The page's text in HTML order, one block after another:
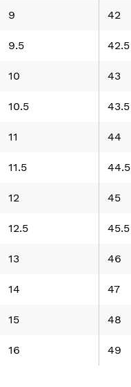
9 42
9.5 42.5
10 43
10.5 43.5
11 44
11.5 44.5
12 45
12.5 45.5
13 46
14 47
15 48
16 49